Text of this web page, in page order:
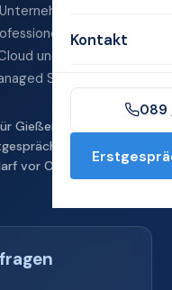
Kontakt
089
in Gießen
IT-Services
und Microsoft 365
Services.
Gießen
vor Ort